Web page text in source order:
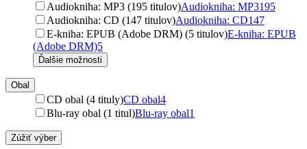
Audiokniha: MP3 (195 titulov)Audiokniha: MP3195
Audiokniha: CD (147 titulov)Audiokniha: CD147
E-kniha: EPUB (Adobe DRM) (5 titulov)E-kniha: EPUB
(Adobe DRM)5
Ďalšie možnosti
Obal
CD obal (4 tituly)CD obal4
Blu-ray obal (1 titul)Blu-ray obal1
Zúžiť výber